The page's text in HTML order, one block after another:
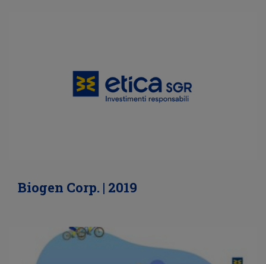
Biogen Corp. | 2019